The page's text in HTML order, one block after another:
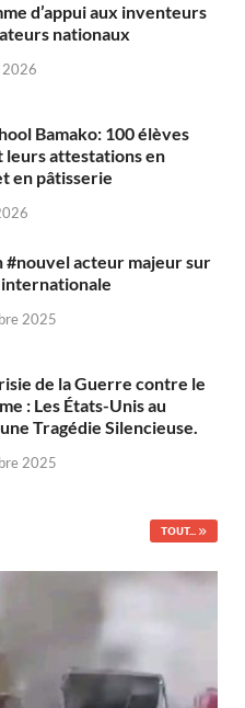
d’appui aux inventeurs
nationaux
2026
Bamako: 100 élèves
leurs attestations en
en pâtisserie
#nouvel acteur majeur sur
internationale
2025
de la Guerre contre le
: Les États-Unis au
Tragédie Silencieuse.
2025
TOUT...